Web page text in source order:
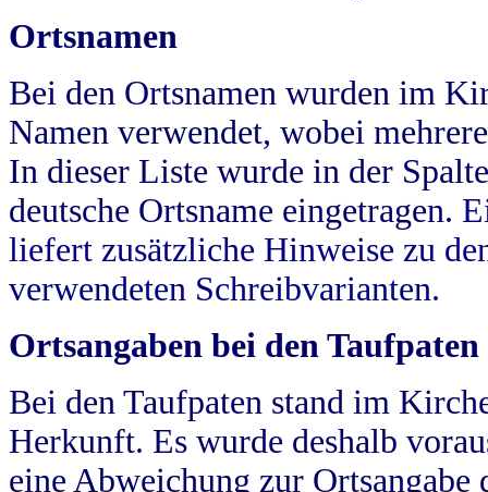
Ortsnamen
Bei den Ortsnamen wurden im
Namen verwendet, wobei
In dieser Liste wurde in der
deutsche Ortsname eingetragen.
liefert zusätzliche Hinweise zu
verwendeten Schreibvarianten.
Ortsangaben bei den Taufpaten
Bei den Taufpaten stand im
Herkunft. Es wurde deshalb
eine Abweichung zur